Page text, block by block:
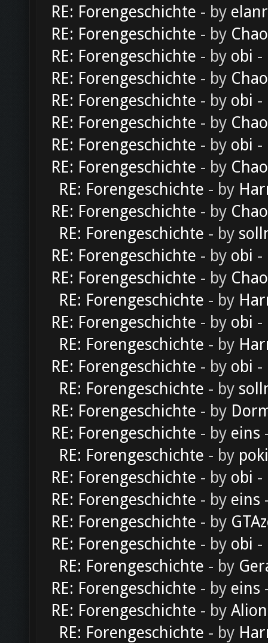
RE: Forengeschichte - by
RE: Forengeschichte - by
RE: Forengeschichte - by obi -
RE: Forengeschichte - by
RE: Forengeschichte - by obi -
RE: Forengeschichte - by
RE: Forengeschichte - by obi -
RE: Forengeschichte - by
RE: Forengeschichte - by
RE: Forengeschichte - by
RE: Forengeschichte - by
RE: Forengeschichte - by obi -
RE: Forengeschichte - by
RE: Forengeschichte - by
RE: Forengeschichte - by obi -
RE: Forengeschichte - by
RE: Forengeschichte - by obi -
RE: Forengeschichte - by
RE: Forengeschichte - by
RE: Forengeschichte - by eins
RE: Forengeschichte - by
RE: Forengeschichte - by obi -
RE: Forengeschichte - by eins
RE: Forengeschichte - by
RE: Forengeschichte - by obi -
RE: Forengeschichte - by
RE: Forengeschichte - by eins
RE: Forengeschichte - by Alion
RE: Forengeschichte - by